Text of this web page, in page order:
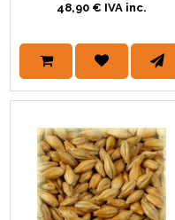
48,90 € IVA inc.